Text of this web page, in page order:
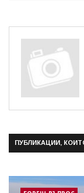
ПУБЛИКАЦИИ,